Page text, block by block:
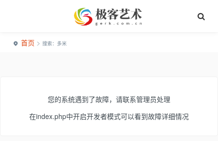
首页 > 搜索：多米
您的系统遇到了故障，请联系管理员处理
在index.php中开启开发者模式可以看到故障详细情况